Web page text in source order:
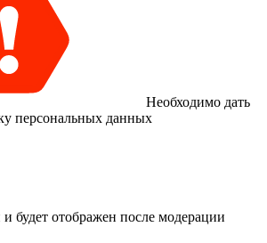
Необходимо дать
персональных данных
будет отображен после модерации